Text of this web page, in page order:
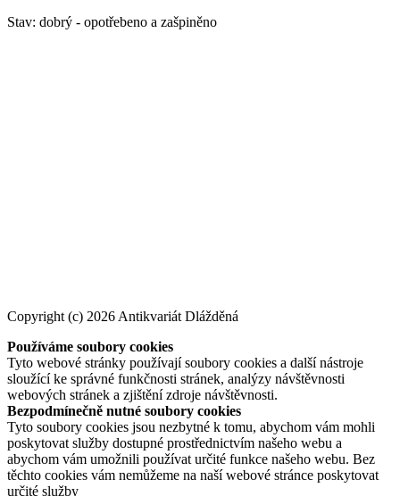
Stav: dobrý - opotřebeno a zašpiněno
Copyright (c) 2026 Antikvariát Dlážděná
Používáme soubory cookies
Tyto webové stránky používají soubory cookies a další nástroje
sloužící ke správné funkčnosti stránek, analýzy návštěvnosti
webových stránek a zjištění zdroje návštěvnosti.
Bezpodmínečně nutné soubory cookies
Tyto soubory cookies jsou nezbytné k tomu, abychom vám mohli
poskytovat služby dostupné prostřednictvím našeho webu a
abychom vám umožnili používat určité funkce našeho webu. Bez
těchto cookies vám nemůžeme na naší webové stránce poskytovat
určité služby